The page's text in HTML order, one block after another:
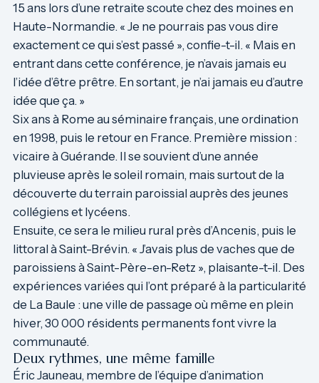
15 ans lors d’une retraite scoute chez des moines en
Haute-Normandie. « Je ne pourrais pas vous dire
exactement ce qui s’est passé », confie-t-il. « Mais en
entrant dans cette conférence, je n’avais jamais eu
l’idée d’être prêtre. En sortant, je n’ai jamais eu d’autre
idée que ça. »
Six ans à Rome au séminaire français, une ordination
en 1998, puis le retour en France. Première mission :
vicaire à Guérande. Il se souvient d’une année
pluvieuse après le soleil romain, mais surtout de la
découverte du terrain paroissial auprès des jeunes
collégiens et lycéens.
Ensuite, ce sera le milieu rural près d’Ancenis, puis le
littoral à Saint-Brévin. « J’avais plus de vaches que de
paroissiens à Saint-Père-en-Retz », plaisante-t-il. Des
expériences variées qui l’ont préparé à la particularité
de La Baule : une ville de passage où même en plein
hiver, 30 000 résidents permanents font vivre la
communauté.
Deux rythmes, une même famille
Éric Jauneau, membre de l’équipe d’animation